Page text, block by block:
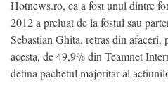
Hotnews.ro, ca a fost unul dintre
2012 a preluat de la fostul sau
Sebastian Ghita, retras din
acesta, de 49,9% din Teamnet
detina pachetul majoritar al